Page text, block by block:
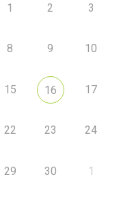
1 2 3
8 9 10
15 16 17
22 23 24
29 30 1